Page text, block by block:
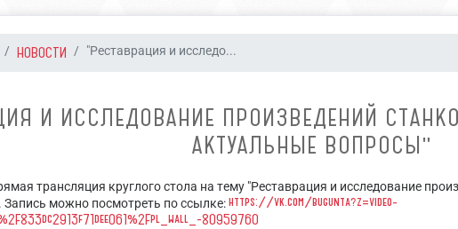
НОВОСТИ "Реставрация и исследо...
И ИССЛЕДОВАНИЕ ПРОИЗВЕДЕНИЙ
АКТУАЛЬНЫЕ ВОПРОСЫ"
трансляция круглого стола на тему "Реставрация и исследование
можно посмотреть по ссылке:https://vk.com/bugunta?z=video-
80959760